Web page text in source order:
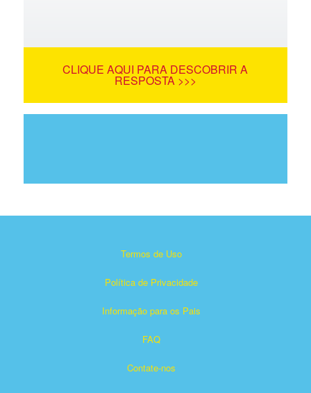
CLIQUE AQUI PARA DESCOBRIR A
RESPOSTA >>>
Termos de Uso
Política de Privacidade
Informação para os Pais
FAQ
Contate-nos